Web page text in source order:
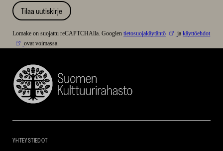
Tilaa uutiskirje
Lomake on suojattu reCAPTCHAlla. Googlen tietosuojakäytäntö jakäyttöehdot
ovat voimassa.
Suomen
Kulttuurirahasto
YHTEYSTIEDOT